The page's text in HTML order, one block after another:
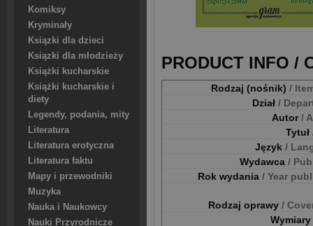
Komiksy
Kryminały
Ksiązki dla dzieci
Ksiązki dla młodzieży
Książki kucharskie
Książki kucharskie i
diety
Legendy, podania, mity
Literatura
Literatura erotyczna
Literatura faktu
Mapy i przewodniki
Muzyka
Nauka i Naukowcy
Nauki Przyrodnicze
PRODUCT INFO /
Rodzaj (nośnik) /
Dział /
Autor/
Tytuł
Język /
Wydawca /
Rok wydania / Year
Rodzaj oprawy /
Wymiary